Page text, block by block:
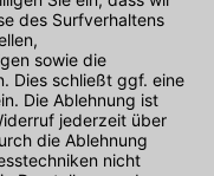
von 08:00 - 17:00
151 für Sie erreichbar.